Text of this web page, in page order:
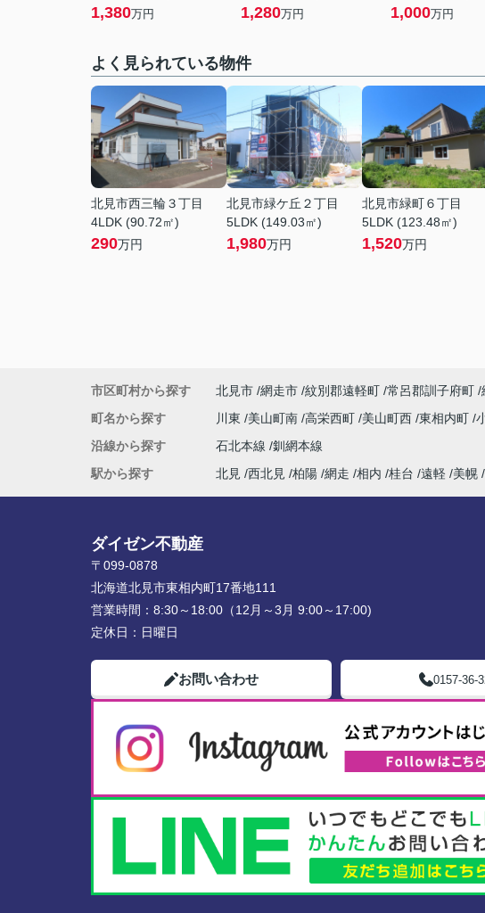
1,380万円 1,280万円 1,000万円
よく見られている物件
北見市西三輪３丁目
4LDK (90.72㎡)
290万円
北見市緑ケ丘２丁目
5LDK (149.03㎡)
1,980万円
北見市緑町６丁目
5LDK (123.48㎡)
1,520万円
市区町村から探す 北見市 網走市 紋別郡遠軽町 常呂郡訓子府町
町名から探す
川東 美山町南 高栄西町 美山町西 東相内町
沿線から探す
石北本線 釧網本線
駅から探す
北見 西北見 柏陽 網走 相内 桂台 遠軽 美幌
ダイゼン不動産
〒099-0878
北海道北見市東相内町17番地111
営業時間： 8:30～18:00（12月～3月 9:00～17:00)
定休日： 日曜日
お問い合わせ 0157-36-